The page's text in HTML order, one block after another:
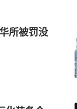
所被罚没